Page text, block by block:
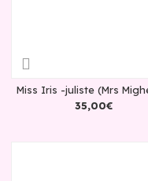
Miss Iris -juliste (Mrs
35,00€